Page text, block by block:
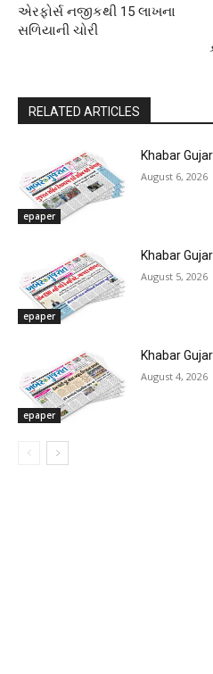
એરફોર્સ નજીકથી 15 લાખના
સળિયાની ચોરી
RELATED ARTICLES
epaper
Khabar
August 6, 2026
epaper
Khabar
August 5, 2026
epaper
Khabar
August 4, 2026